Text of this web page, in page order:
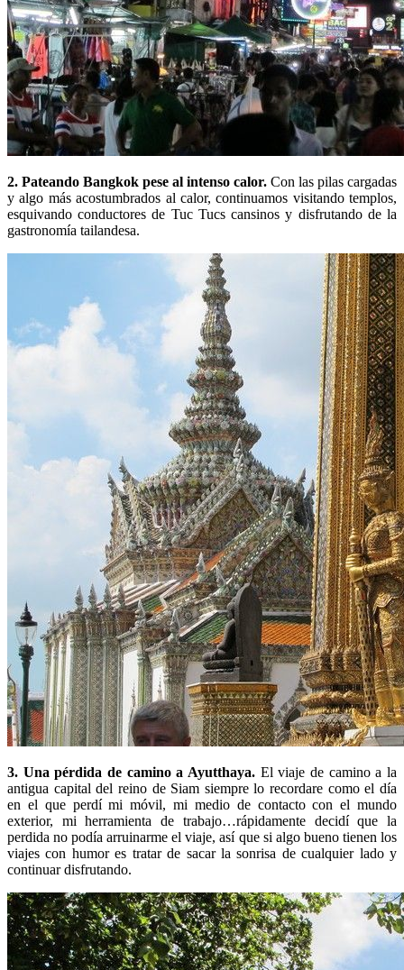
2. Pateando Bangkok pese al intenso calor. Con las pilas cargadas
y algo más acostumbrados al calor, continuamos visitando templos,
esquivando conductores de Tuc Tucs cansinos y disfrutando de la
gastronomía tailandesa.
3. Una pérdida de camino a Ayutthaya. El viaje de camino a la
antigua capital del reino de Siam siempre lo recordare como el día
en el que perdí mi móvil, mi medio de contacto con el mundo
exterior, mi herramienta de trabajo…rápidamente decidí que la
perdida no podía arruinarme el viaje, así que si algo bueno tienen los
viajes con humor es tratar de sacar la sonrisa de cualquier lado y
continuar disfrutando.